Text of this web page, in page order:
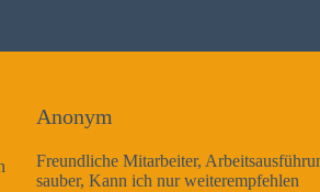
Arbeitsausführung sehr gut und sehr